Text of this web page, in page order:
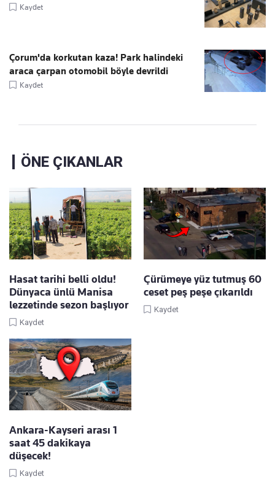
Kaydet
Çorum'da korkutan kaza! Park halindeki
araca çarpan otomobil böyle devrildi
Kaydet
ÖNE ÇIKANLAR
Hasat tarihi belli oldu!
Dünyaca ünlü Manisa
lezzetinde sezon başlıyor
Kaydet
Çürümeye yüz tutmuş 60
ceset peş peşe çıkarıldı
Kaydet
Ankara-Kayseri arası 1
saat 45 dakikaya
düşecek!
Kaydet